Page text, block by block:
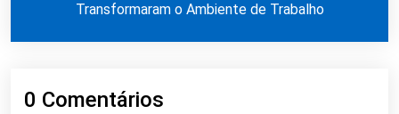
Transformaram o Ambiente de Trabalho
0 Comentários